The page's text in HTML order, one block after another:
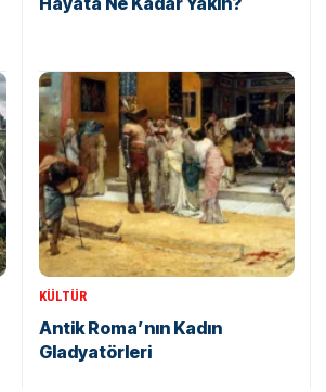
KÜLTÜR
Antik Roma’nın Kadın
Gladyatörleri